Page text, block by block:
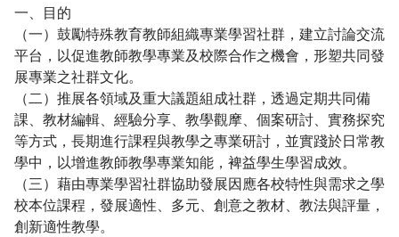
一、目的
（一）鼓勵特殊教育教師組織專業學習社群，建立討論交流
平台，以促進教師教學專業及校際合作之機會，形塑共同發
展專業之社群文化。
（二）推展各領域及重大議題組成社群，透過定期共同備
課、教材編輯、經驗分享、教學觀摩、個案研討、實務探究
等方式，長期進行課程與教學之專業研討，並實踐於日常教
學中，以增進教師教學專業知能，裨益學生學習成效。
（三）藉由專業學習社群協助發展因應各校特性與需求之學
校本位課程，發展適性、多元、創意之教材、教法與評量，
創新適性教學。